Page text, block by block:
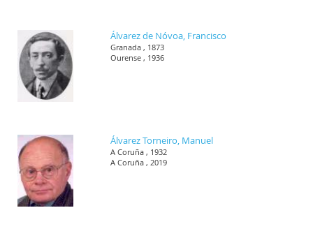
Álvarez de Nóvoa, Francisco
Granada , 1873
Ourense , 1936
Álvarez Torneiro, Manuel
A Coruña , 1932
A Coruña , 2019